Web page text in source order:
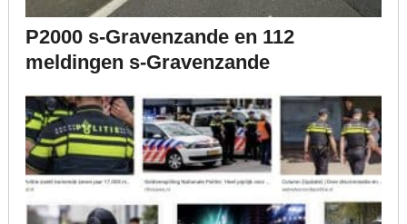
P2000 s-Gravenzande en 112
meldingen s-Gravenzande